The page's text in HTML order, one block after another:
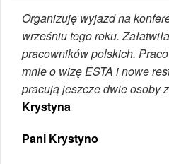
Organizuję wyjazd na
wrześniu tego roku.
pracowników polskich.
mnie o wizę ESTA i nowe
pracują jeszcze dwie osoby
Krystyna
Pani Krystyno